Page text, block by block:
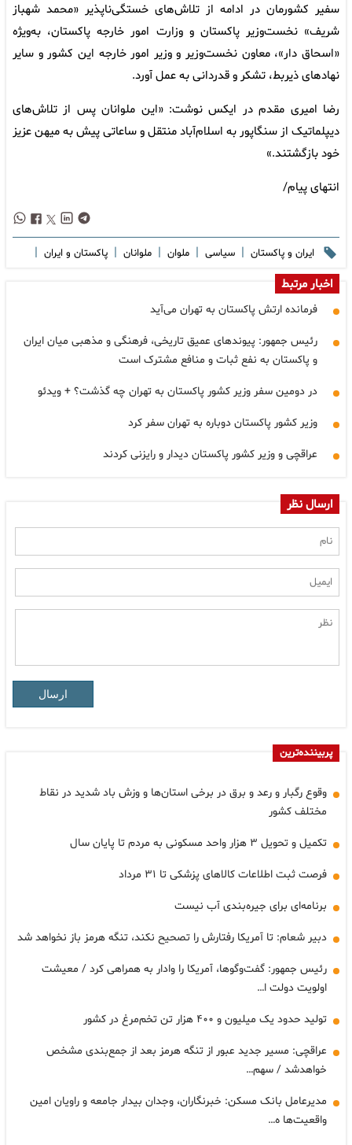
سفیر کشورمان در ادامه از تلاش‌های خستگی‌ناپذیر «محمد شهباز
شریف» نخست‌وزیر پاکستان و وزارت امور خارجه پاکستان، به‌ویژه
«اسحاق دار»، معاون نخست‌وزیر و وزیر امور خارجه این کشور و سایر
نهادهای ذیربط، تشکر و قدردانی به عمل آورد.
رضا امیری مقدم در ایکس نوشت: «این ملوانان پس از تلاش‌های
دیپلماتیک از سنگاپور به اسلام‌آباد منتقل و ساعاتی پیش به میهن عزیز
خود بازگشتند.»
انتهای پیام/
ایران و پاکستان | سیاسی | ملوان | ملوانان | پاکستان و ایران |
اخبار مرتبط
فرمانده ارتش پاکستان به تهران می‌آید
رئیس جمهور: پیوند‌های عمیق تاریخی، فرهنگی و مذهبی میان ایران
و پاکستان به نفع ثبات و منافع مشترک است
در دومین سفر وزیر کشور پاکستان به تهران چه گذشت؟ + ویدئو
وزیر کشور پاکستان دوباره به تهران سفر کرد
عراقچی و وزیر کشور پاکستان دیدار و رایزنی کردند
ارسال نظر
ارسال
پربیننده‌ترین
وقوع رگبار و رعد و برق در برخی استان‌ها و وزش باد شدید در نقاط
مختلف کشور
تکمیل و تحویل ۳ هزار واحد مسکونی به مردم تا پایان سال
فرصت ثبت اطلاعات کالاهای پزشکی تا ۳۱ مرداد
برنامه‌ای برای جیره‌بندی آب نیست
دبیر شعام: تا آمریکا رفتارش را تصحیح نکند، تنگه هرمز باز نخواهد شد
رئیس جمهور: گفت‌وگوها، آمریکا را وادار به همراهی کرد / معیشت
اولویت دولت ا…
تولید حدود یک میلیون و ۴۰۰ هزار تن تخم‌مرغ در کشور
عراقچی: مسیر جدید عبور از تنگه هرمز بعد از جمع‌بندی مشخص
خواهدشد / سهم…
مدیرعامل بانک مسکن: خبرنگاران، وجدان بیدار جامعه و راویان امین
واقعیت‌ها ه…